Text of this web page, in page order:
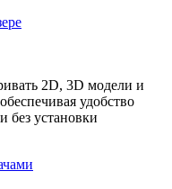
2D, 3D модели и
удобство
без установки